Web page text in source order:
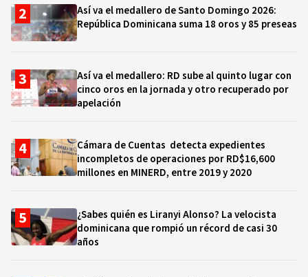
Así va el medallero de Santo Domingo 2026:
República Dominicana suma 18 oros y 85 preseas
Así va el medallero: RD sube al quinto lugar con
cinco oros en la jornada y otro recuperado por
apelación
Cámara de Cuentas detecta expedientes
incompletos de operaciones por RD$16,600
millones en MINERD, entre 2019 y 2020
¿Sabes quién es Liranyi Alonso? La velocista
dominicana que rompió un récord de casi 30
años